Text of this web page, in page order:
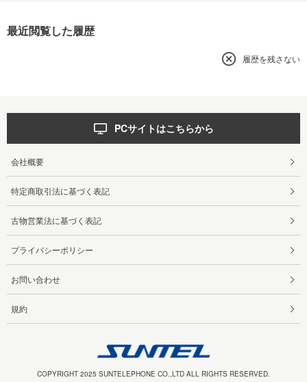
最近閲覧した履歴
履歴を残さない
PCサイトはこちらから
会社概要
特定商取引法に基づく表記
古物営業法に基づく表記
プライバシーポリシー
お問い合わせ
規約
COPYRIGHT 2025 SUNTELEPHONE CO.,LTD ALL RIGHTS RESERVED.